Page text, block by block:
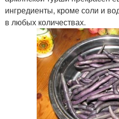
ингредиенты, кроме соли и
в любых количествах.